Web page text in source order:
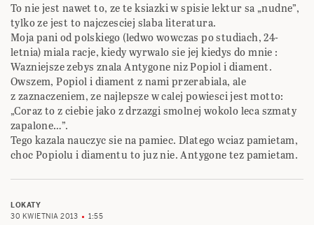
To nie jest nawet to, ze te ksiazki w spisie lektur sa „nudne”,
tylko ze jest to najczesciej slaba literatura.
Moja pani od polskiego (ledwo wowczas po studiach, 24-
letnia) miala racje, kiedy wyrwalo sie jej kiedys do mnie :
Wazniejsze zebys znala Antygone niz Popiol i diament.
Owszem, Popiol i diament z nami przerabiala, ale
z zaznaczeniem, ze najlepsze w calej powiesci jest motto:
„Coraz to z ciebie jako z drzazgi smolnej wokolo leca szmaty
zapalone…”.
Tego kazala nauczyc sie na pamiec. Dlatego wciaz pamietam,
choc Popiolu i diamentu to juz nie. Antygone tez pamietam.
LOKATY
30 KWIETNIA 2013
1:55